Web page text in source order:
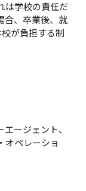
は学校の責任だ
合、卒業後、就
が負担する制
ージェント、
オペレーショ